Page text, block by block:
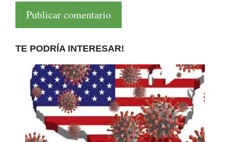
TE PODRÍA INTERESAR!